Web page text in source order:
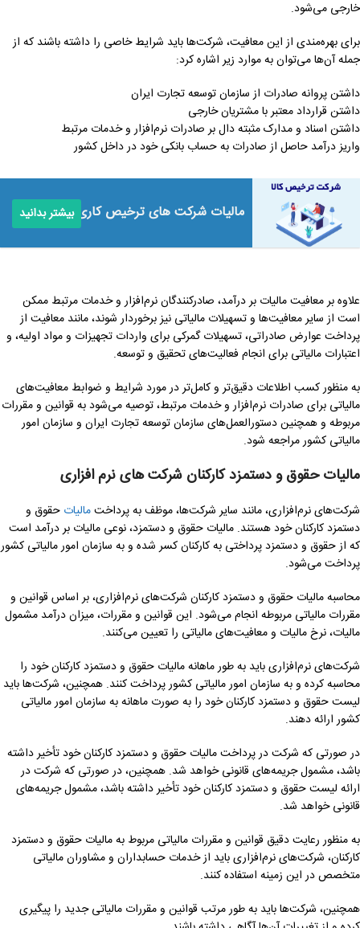
خارجی می‌شود.
برای بهره‌مندی از این معافیت، شرکت‌ها باید شرایط خاصی را داشته باشند که از
جمله آن‌ها می‌توان به موارد زیر اشاره کرد:
داشتن پروانه صادرات از سازمان توسعه تجارت ایران
داشتن قرارداد معتبر با مشتریان خارجی
داشتن اسناد و مدارک مثبته دال بر صادرات نرم‌افزار و خدمات مرتبط
واریز درآمد حاصل از صادرات به حساب بانکی خود در داخل کشور
مالیات شرکت های ترخیص کاری بیشتر بدانید
علاوه بر معافیت مالیات بر درآمد، صادرکنندگان نرم‌افزار و خدمات مرتبط ممکن
است از سایر معافیت‌ها و تسهیلات مالیاتی نیز برخوردار شوند، مانند معافیت از
پرداخت عوارض صادراتی، تسهیلات گمرکی برای واردات تجهیزات و مواد اولیه، و
اعتبارات مالیاتی برای انجام فعالیت‌های تحقیق و توسعه.
به منظور کسب اطلاعات دقیق‌تر و کامل‌تر در مورد شرایط و ضوابط معافیت‌های
مالیاتی برای صادرات نرم‌افزار و خدمات مرتبط، توصیه می‌شود به قوانین و مقررات
مربوطه و همچنین دستورالعمل‌های سازمان توسعه تجارت ایران و سازمان امور
مالیاتی کشور مراجعه شود.
مالیات حقوق و دستمزد کارکنان شرکت های نرم افزاری
شرکت‌های نرم‌افزاری، مانند سایر شرکت‌ها، موظف به پرداختمالیات حقوق و
دستمزد کارکنان خود هستند. مالیات حقوق و دستمزد، نوعی مالیات بر درآمد است
که از حقوق و دستمزد پرداختی به کارکنان کسر شده و به سازمان امور مالیاتی کشور
پرداخت می‌شود.
محاسبه مالیات حقوق و دستمزد کارکنان شرکت‌های نرم‌افزاری، بر اساس قوانین و
مقررات مالیاتی مربوطه انجام می‌شود. این قوانین و مقررات، میزان درآمد مشمول
مالیات، نرخ مالیات و معافیت‌های مالیاتی را تعیین می‌کنند.
شرکت‌های نرم‌افزاری باید به طور ماهانه مالیات حقوق و دستمزد کارکنان خود را
محاسبه کرده و به سازمان امور مالیاتی کشور پرداخت کنند. همچنین، شرکت‌ها باید
لیست حقوق و دستمزد کارکنان خود را به صورت ماهانه به سازمان امور مالیاتی
کشور ارائه دهند.
در صورتی که شرکت در پرداخت مالیات حقوق و دستمزد کارکنان خود تأخیر داشته
باشد، مشمول جریمه‌های قانونی خواهد شد. همچنین، در صورتی که شرکت در
ارائه لیست حقوق و دستمزد کارکنان خود تأخیر داشته باشد، مشمول جریمه‌های
قانونی خواهد شد.
به منظور رعایت دقیق قوانین و مقررات مالیاتی مربوط به مالیات حقوق و دستمزد
کارکنان، شرکت‌های نرم‌افزاری باید از خدمات حسابداران و مشاوران مالیاتی
متخصص در این زمینه استفاده کنند.
همچنین، شرکت‌ها باید به طور مرتب قوانین و مقررات مالیاتی جدید را پیگیری